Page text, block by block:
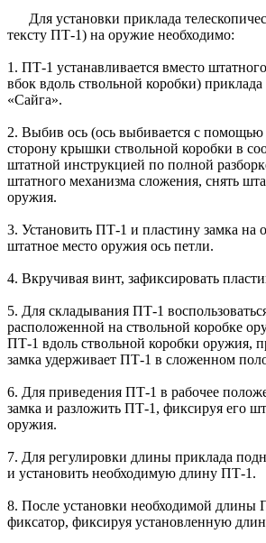
Для установки приклада
тексту ПТ-1) на оружие необходимо:
1. ПТ-1 устанавливается вместо
вбок вдоль ствольной коробки)
«Сайга».
2. Выбив ось (ось выбивается с помощью
сторону крышки ствольной коробки в
штатной инструкцией по полной
штатного механизма сложения, снять
оружия.
3. Установить ПТ-1 и пластину замка на
штатное место оружия ось петли.
4. Вкручивая винт, зафиксировать
5. Для складывания ПТ-1
расположенной на ствольной коробке
ПТ-1 вдоль ствольной коробки оружия,
замка удерживает ПТ-1 в сложенном
6. Для приведения ПТ-1 в рабочее
замка и разложить ПТ-1, фиксируя его
оружия.
7. Для регулировки длины приклада
и установить необходимую длину ПТ-1.
8. После установки необходимой длины
фиксатор, фиксируя установленную